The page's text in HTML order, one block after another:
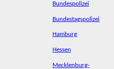
Bundespolizei
Bundestagspolizei
Hamburg
Hessen
Mecklenburg-